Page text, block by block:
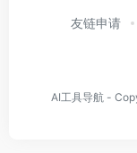
友链申请
AI工具导航 -